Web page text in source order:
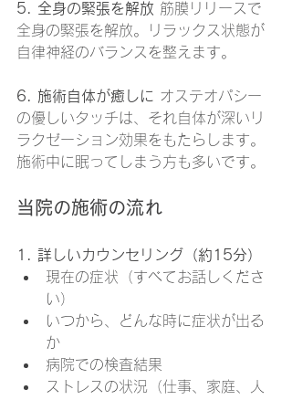
5. 全身の緊張を解放 筋膜リリースで
全身の緊張を解放。リラックス状態が
自律神経のバランスを整えます。
6. 施術自体が癒しに オステオパシー
の優しいタッチは、それ自体が深いリ
ラクゼーション効果をもたらします。
施術中に眠ってしまう方も多いです。
当院の施術の流れ
1. 詳しいカウンセリング（約15分）
現在の症状（すべてお話しくださ
い）
いつから、どんな時に症状が出る
か
病院での検査結果
ストレスの状況（仕事、家庭、人